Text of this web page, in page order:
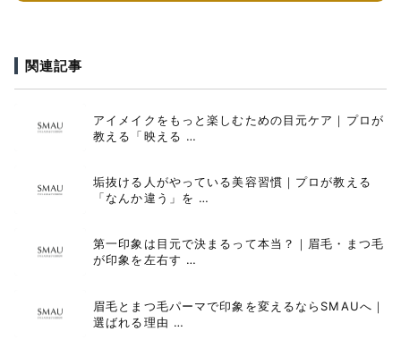
関連記事
アイメイクをもっと楽しむための目元ケア｜プロが
教える「映える …
垢抜ける人がやっている美容習慣｜プロが教える
「なんか違う」を …
第一印象は目元で決まるって本当？｜眉毛・まつ毛
が印象を左右す …
眉毛とまつ毛パーマで印象を変えるならSMAUへ｜
選ばれる理由 …